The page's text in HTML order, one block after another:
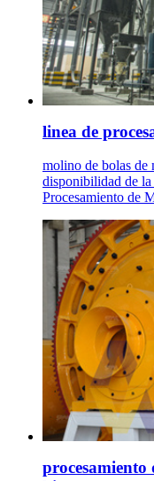
linea de
molino de bolas de
disponibilidad de
Procesamiento de
procesamiento